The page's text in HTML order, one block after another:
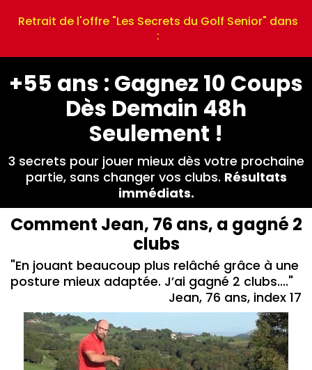
Retrait de l'offre "Les Secrets du Golf Senior" dans
:
+55 ans : Gagnez 10 Coups
Dès Demain 48h
Seulement !
3 secrets pour jouer mieux dès votre prochaine
partie, sans changer vos clubs. Résultats
immédiats.
Comment Jean, 76 ans, a gagné 2
clubs
"En jouant beaucoup plus relâché grâce à une
posture mieux adaptée. J’ai gagné 2 clubs...."
Jean, 76 ans, index 17